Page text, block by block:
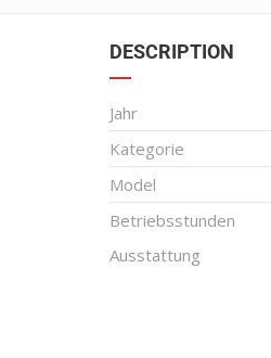
DESCRIPTION
Jahr
Kategorie
Model
Betriebsstunden
Ausstattung